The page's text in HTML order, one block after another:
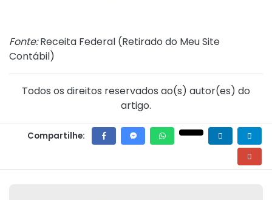
Fonte:Receita Federal (Retirado do Meu Site
Contábil)
Todos os direitos reservados ao(s) autor(es) do
artigo.
Compartilhe: